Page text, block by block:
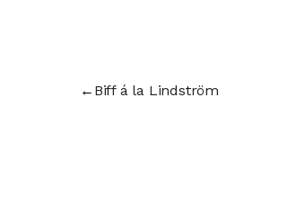
← Biff á la Lindström